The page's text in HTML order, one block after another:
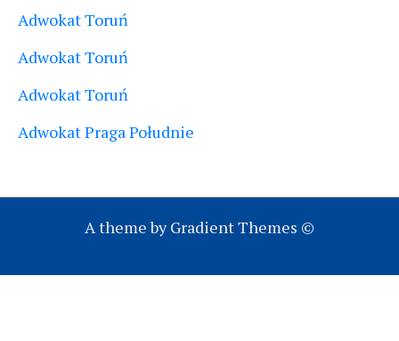
Adwokat Toruń
Adwokat Toruń
Adwokat Toruń
Adwokat Praga Południe
A theme by Gradient Themes ©